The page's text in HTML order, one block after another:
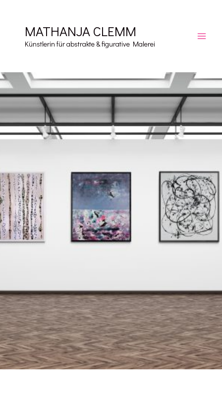
springenMATHANJA CLEMM
Künstlerin für abstrakte & figurative Malerei